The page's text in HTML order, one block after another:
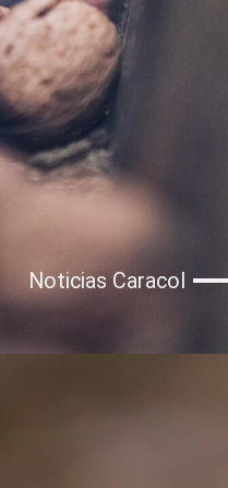
Noticias Caracol